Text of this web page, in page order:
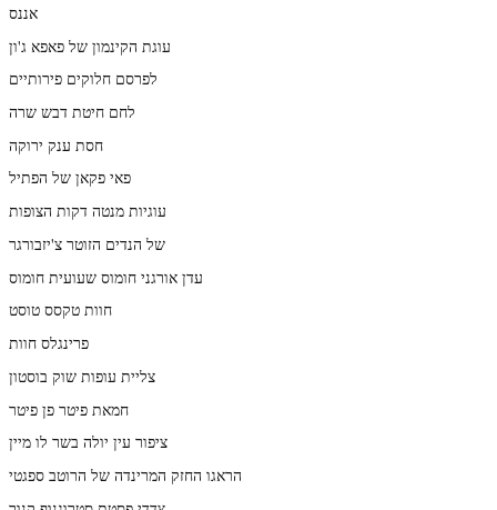
אננס
עוגת הקינמון של פאפא ג'ון
לפרסם חלוקים פירותיים
לחם חיטת דבש שרה
חסת ענק ירוקה
פאי פקאן של הפתיל
עוגיות מנטה דקות הצופות
של הנדים הזוטר צ'יזבורגר
עדן אורגני חומוס שעועית חומוס
חוות טקסס טוסט
פרינגלס חוות
צליית עופות שוק בוסטון
חמאת פיטר פן פיטר
ציפור עין יולה בשר לו מיין
הראגו החזק המרינדה של הרוטב ספגטי